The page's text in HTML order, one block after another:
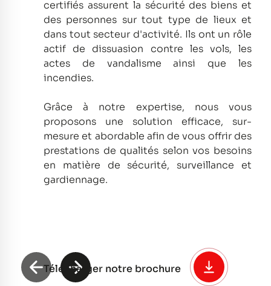
certifiés assurent la sécurité des biens et
des personnes sur tout type de lieux et
dans tout secteur d'activité. Ils ont un rôle
actif de dissuasion contre les vols, les
actes de vandalisme ainsi que les
incendies.
Grâce à notre expertise, nous vous
proposons une solution efficace, sur-
mesure et abordable afin de vous offrir des
prestations de qualités selon vos besoins
en matière de sécurité, surveillance et
gardiennage.
Télécharger notre brochure